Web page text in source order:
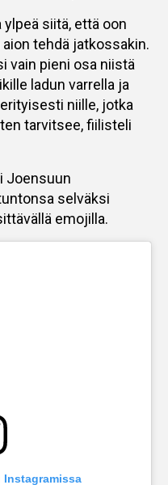
siitä, että oon
tehdä jatkossakin.
vain pieni osa niistä
ladun varrella ja
niille, jotka
tarvitsee, fiilisteli
Joensuun
selväksi
emojilla.
Instagramissa